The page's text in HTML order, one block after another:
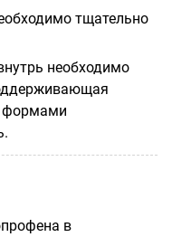
тщательно
необходимо
формами
в